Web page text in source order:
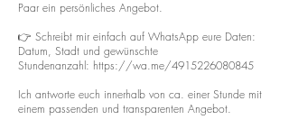
Paar ein persönliches Angebot.
👉 Schreibt mir einfach auf WhatsApp eure Daten:
Datum, Stadt und gewünschte
Stundenanzahl: https://wa.me/4915226080845
Ich antworte euch innerhalb von ca. einer Stunde mit
einem passenden und transparenten Angebot.